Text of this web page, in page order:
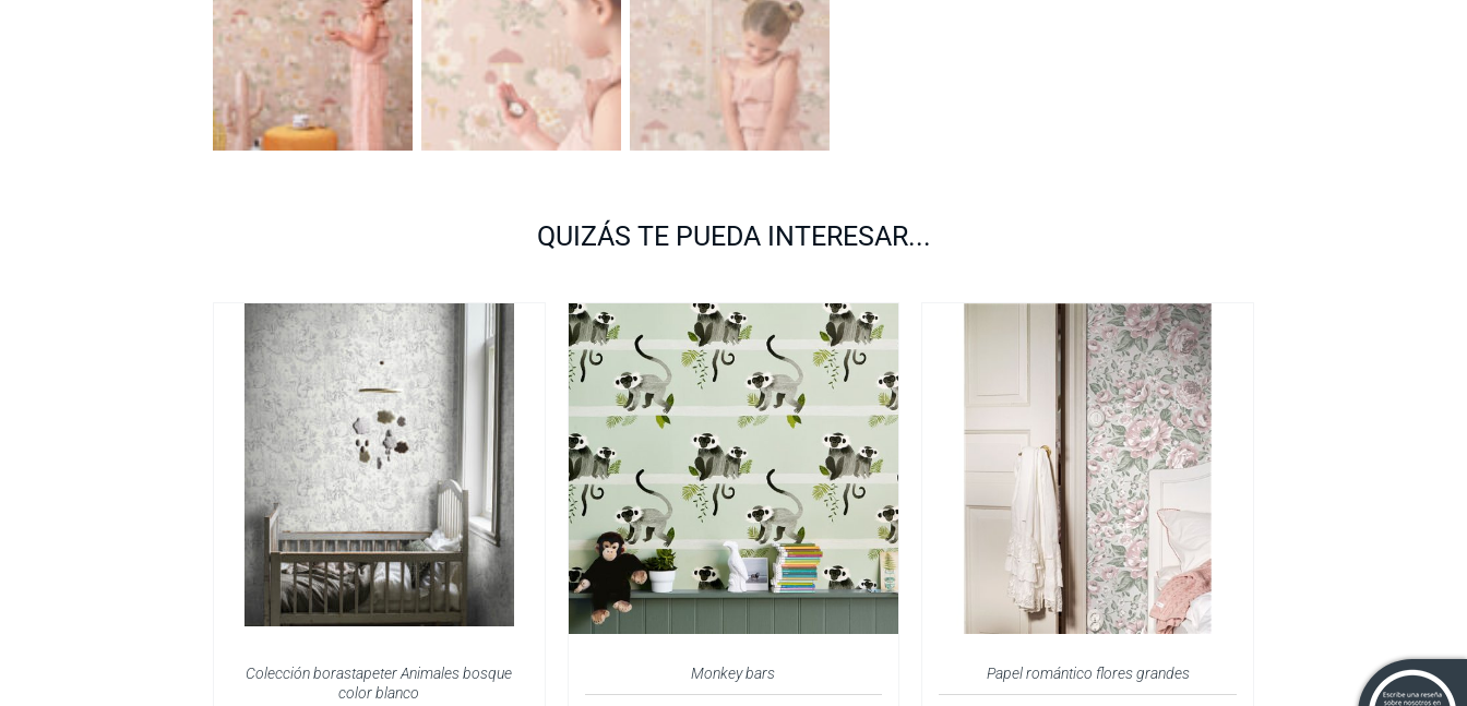
QUIZÁS TE PUEDA INTERESAR...
Colección borastapeter Animales bosque
color blanco
Monkey bars Papel romántico flores grandes